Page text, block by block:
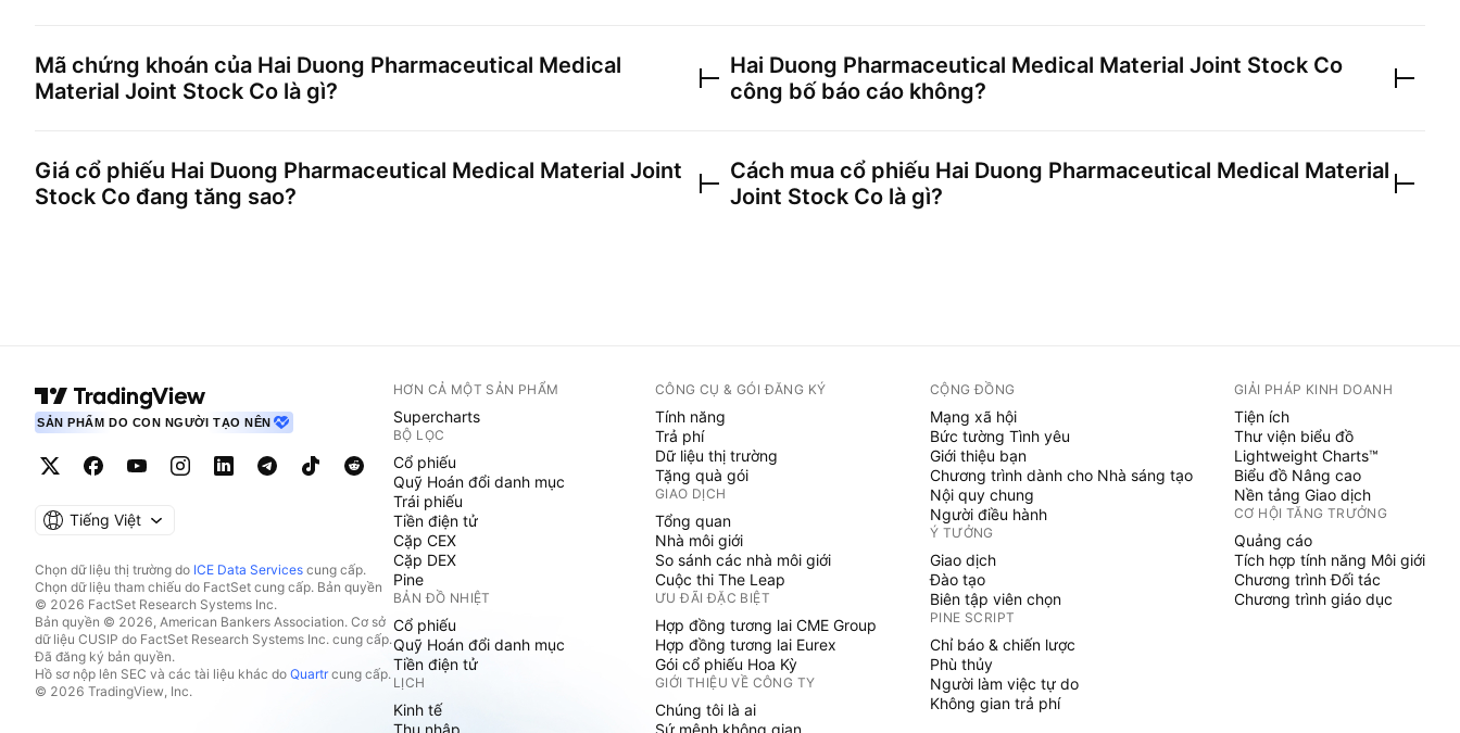
Mã chứng khoán của Hai Duong Pharmaceutical Medical
Material Joint Stock Co là gì?
Giá cổ phiếu Hai Duong Pharmaceutical Medical Material Joint
Stock Co đang tăng sao?
Hai Duong Pharmaceutical Medical Material Joint Stock Co
công bố báo cáo không?
Cách mua cổ phiếu Hai Duong Pharmaceutical Medical Material
Joint Stock Co là gì?
SẢN PHẨM DO CON NGƯỜI TẠO NÊN
Tiếng Việt
Chọn dữ liệu thị trường do ICE Data Services cung cấp.
Chọn dữ liệu tham chiếu do FactSet cung cấp. Bản quyền
© 2026 FactSet Research Systems Inc.
Bản quyền © 2026, American Bankers Association. Cơ sở
dữ liệu CUSIP do FactSet Research Systems Inc. cung cấp.
Đã đăng ký bản quyền.
Hồ sơ nộp lên SEC và các tài liệu khác do Quartrcung cấp.
© 2026 TradingView, Inc.
HƠN CẢ MỘT SẢN PHẨM
Supercharts
BỘ LỌC
Cổ phiếu
Quỹ Hoán đổi danh mục
Trái phiếu
Tiền điện tử
Cặp CEX
Cặp DEX
Pine
BẢN ĐỒ NHIỆT
Cổ phiếu
Quỹ Hoán đổi danh mục
Tiền điện tử
LỊCH
Kinh tế
Thu nhập
CÔNG CỤ & GÓI ĐĂNG KÝ
Tính năng
Trả phí
Dữ liệu thị trường
Tặng quà gói
GIAO DỊCH
Tổng quan
Nhà môi giới
So sánh các nhà môi giới
Cuộc thi The Leap
ƯU ĐÃI ĐẶC BIỆT
Hợp đồng tương lai CME Group
Hợp đồng tương lai Eurex
Gói cổ phiếu Hoa Kỳ
GIỚI THIỆU VỀ CÔNG TY
Chúng tôi là ai
Sứ mệnh không gian
CỘNG ĐỒNG
Mạng xã hội
Bức tường Tình yêu
Giới thiệu bạn
Chương trình dành cho Nhà sáng tạo
Nội quy chung
Người điều hành
Ý TƯỞNG
Giao dịch
Đào tạo
Biên tập viên chọn
PINE SCRIPT
Chỉ báo & chiến lược
Phù thủy
Người làm việc tự do
Không gian trả phí
GIẢI PHÁP KINH DOANH
Tiện ích
Thư viện biểu đồ
Lightweight Charts™
Biểu đồ Nâng cao
Nền tảng Giao dịch
CƠ HỘI TĂNG TRƯỞNG
Quảng cáo
Tích hợp tính năng Môi giới
Chương trình Đối tác
Chương trình giáo dục